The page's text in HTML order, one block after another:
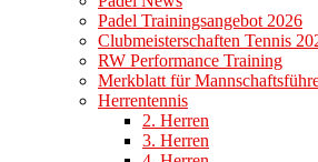
Padel Trainingsangebot 2026
Clubmeisterschaften Tennis
RW Performance Training
Merkblatt für
Herrentennis
2. Herren
3. Herren